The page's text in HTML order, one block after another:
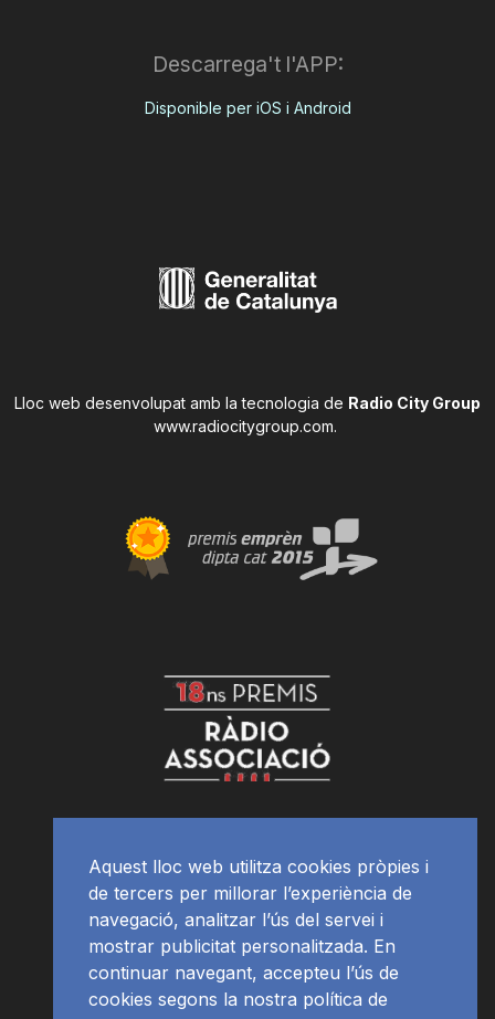
Descarrega't l'APP:
Disponible per iOS i Android
Lloc web desenvolupat amb la tecnologia de Radio City Group
www.radiocitygroup.com.
Aquest lloc web utilitza cookies pròpies i
de tercers per millorar l’experiència de
navegació, analitzar l’ús del servei i
mostrar publicitat personalitzada. En
continuar navegant, accepteu l’ús de
cookies segons la nostra política de